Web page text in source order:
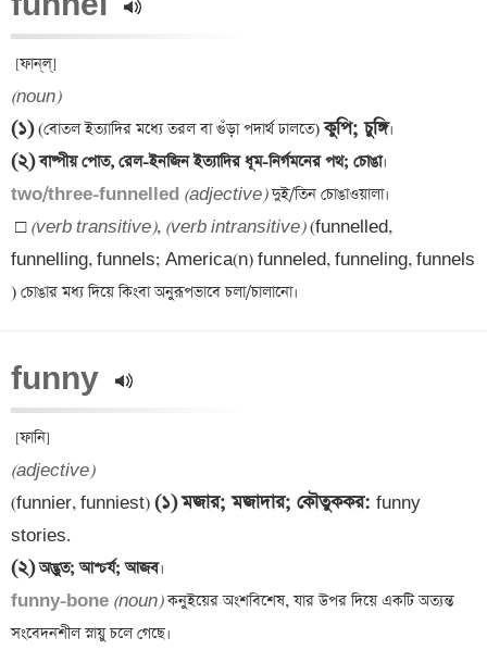
(noun)
(১) (বোতল ইত্যাদির মধ্যে তরল বা গুঁড়া পদার্থ ঢালতে) কুপি; চুঙ্গি
(২) বাষ্পীয় পোত, রেল-ইনজিন ইত্যাদির ধূম-নির্গমনের পথ; চোঙা
two/three-funnelled (adjective)
□ (verb transitive), (verb intransitive) (funnelled,
funnelling, funnels; America(n) funneled, funneling, funnels
funny
(adjective)
(funnier, funniest) (১)মজার; মজাদার; কৌতুককর: funny
(২) অদ্ভুত; আশ্চর্য; আজব
funny-bone (noun) কনুইয়ের অংশবিশেষ, যার উপর দিয়ে একটি অত্যন্ত